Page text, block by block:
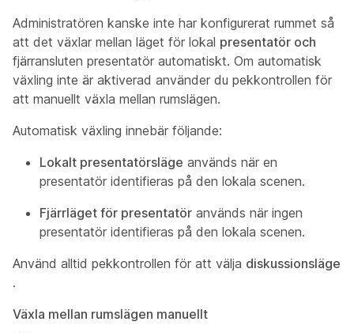
Administratören kanske inte har konfigurerat rummet så
att det växlar mellan läget för lokal presentatör och
fjärransluten presentatör automatiskt. Om automatisk
växling inte är aktiverad använder du pekkontrollen för
att manuellt växla mellan rumslägen.
Automatisk växling innebär följande:
Lokalt presentatörsläge används när en
presentatör identifieras på den lokala scenen.
Fjärrläget för presentatör används när ingen
presentatör identifieras på den lokala scenen.
Använd alltid pekkontrollen för att välja diskussionsläge
.
Växla mellan rumslägen manuellt